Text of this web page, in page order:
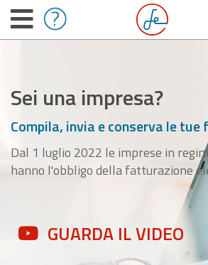
Sei una impresa?
Compila, invia e conserva le
Dal 1 luglio 2022 le imprese in
hanno l'obbligo della fatturazione
GUARDA IL VIDEO